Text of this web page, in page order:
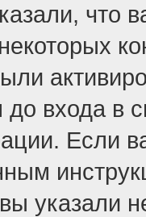
что
до входа в
Если
указали